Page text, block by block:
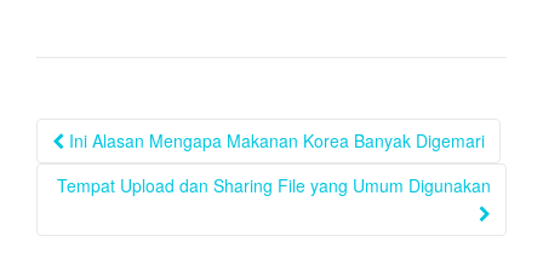
Post
navigation
Ini Alasan Mengapa Makanan Korea Banyak Digemari
Tempat Upload dan Sharing File yang Umum Digunakan